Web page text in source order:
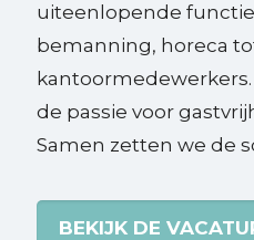
uiteenlopende
bemanning, horeca
de passie voor
Samen zetten we de
BEKIJK DE